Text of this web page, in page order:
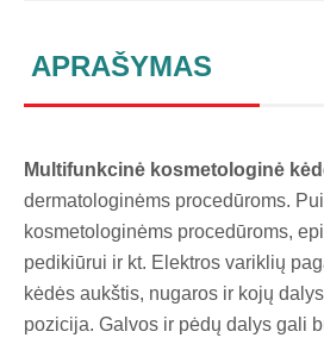
APRAŠYMAS
Multifunkcinė kosmetologinė
dermatologinėms procedūroms.
kosmetologinėms procedūroms,
pedikiūrui ir kt. Elektros variklių
kėdės aukštis, nugaros ir kojų
pozicija. Galvos ir pėdų dalys gali